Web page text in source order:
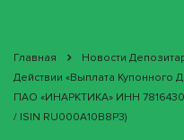
Главная Новости
Действии «Выплата Купонного
ПАО «ИНАРКТИКА» ИНН
/ ISIN RU000A10B8P3)